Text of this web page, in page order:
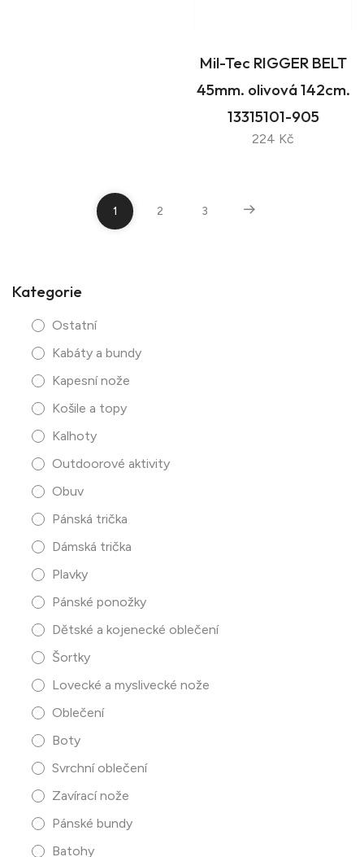
Mil-Tec RIGGER BELT
45mm. olivová 142cm.
13315101-905
224 Kč
1 2 3
Kategorie
Ostatní
Kabáty a bundy
Kapesní nože
Košile a topy
Kalhoty
Outdoorové aktivity
Obuv
Pánská trička
Dámská trička
Plavky
Pánské ponožky
Dětské a kojenecké oblečení
Šortky
Lovecké a myslivecké nože
Oblečení
Boty
Svrchní oblečení
Zavírací nože
Pánské bundy
Batohy